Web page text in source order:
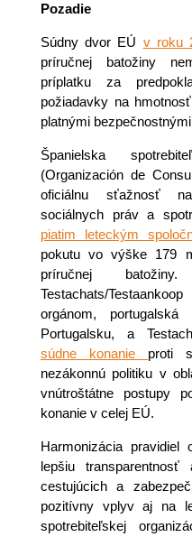
Pozadie
Súdny dvor EÚ v roku
príručnej batožiny
príplatku za
požiadavky na
platnými
Španielska
(Organización de
oficiálnu sťažnosť
sociálnych práv a
piatim leteckým
pokutu vo výške 179
príručnej
Testachats/Testaankoop
orgánom,
Portugalsku, a
súdne konanie proti
nezákonnú politiku v
vnútroštátne postupy
konanie v celej EÚ.
Harmonizácia pravidiel
lepšiu
cestujúcich a
pozitívny vplyv aj na
spotrebiteľskej